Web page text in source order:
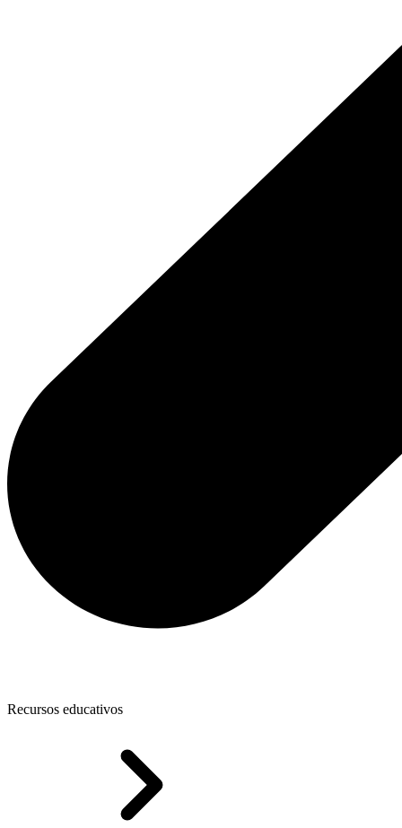
Recursos educativos